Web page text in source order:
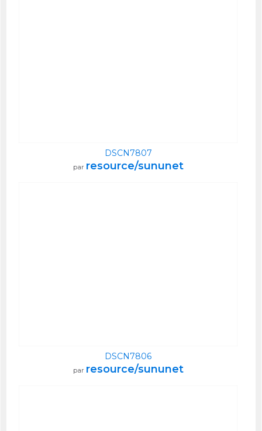
DSCN7807
par resource/sununet
DSCN7806
par resource/sununet